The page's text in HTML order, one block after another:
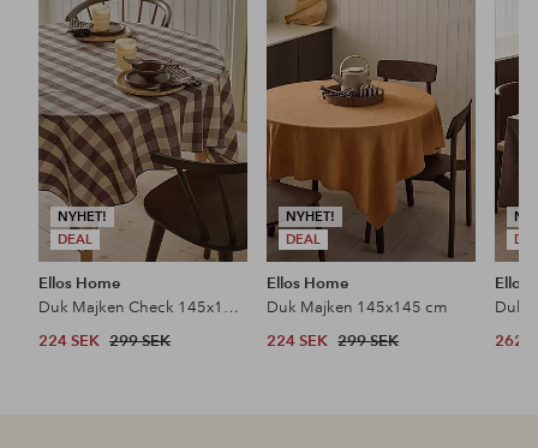
NYHET!
DEAL
favoriter
Ellos Home
Duk Majken Check 145x145 cm
224 SEK 299 SEK
NYHET!
DEAL
Ellos Home
Duk Majken 145x145 cm
224 SEK 299 SEK
Ellos
Duk
262